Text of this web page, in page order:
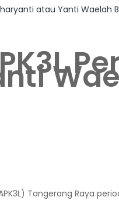
atau Yanti Waelah
Tangerang Raya